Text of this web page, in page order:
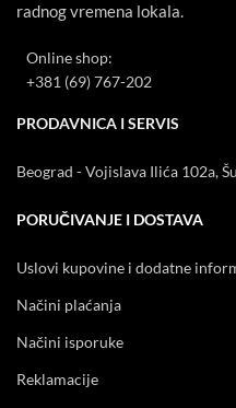
radnog vremena lokala.
Online shop:
+381 (69) 767-202
PRODAVNICA I SERVIS
Beograd - Vojislava Ilića 102a,
PORUČIVANJE I DOSTAVA
Uslovi kupovine i dodatne
Načini plaćanja
Načini isporuke
Reklamacije